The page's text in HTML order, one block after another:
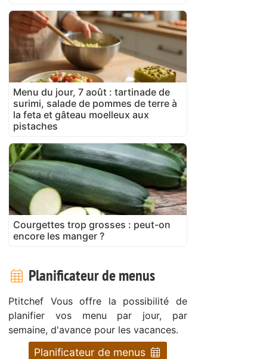
Menu du jour, 7 août : tartinade de
surimi, salade de pommes de terre à
la feta et gâteau moelleux aux
pistaches
Courgettes trop grosses : peut-on
encore les manger ?
Planificateur de menus
Ptitchef Vous offre la possibilité de
planifier vos menu par jour, par
semaine, d'avance pour les vacances.
Planificateur de menus